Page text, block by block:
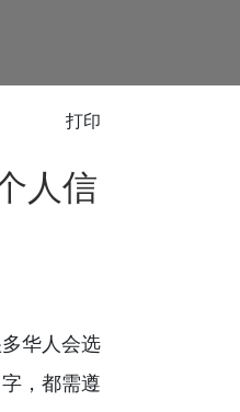
打印
人信
华人会选
，都需遵